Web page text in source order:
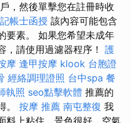
，然後單擊您在註冊時收
記帳士函授 該內容可能包含
要素。 如果您希望未成年
，請使用過濾器程序！ 護
摩 逢甲按摩 klook 台胞證
經絡調理證照 台中spa 餐
執照 seo點擊軟體 推薦的
。 按摩 推薦 南屯整復 我
料上粘住，景色很好，空氣